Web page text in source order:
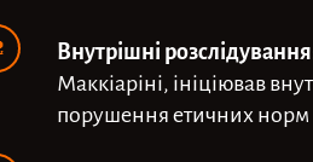
Внутрішні розслідування
Маккіаріні, ініціював
порушення етичних норм